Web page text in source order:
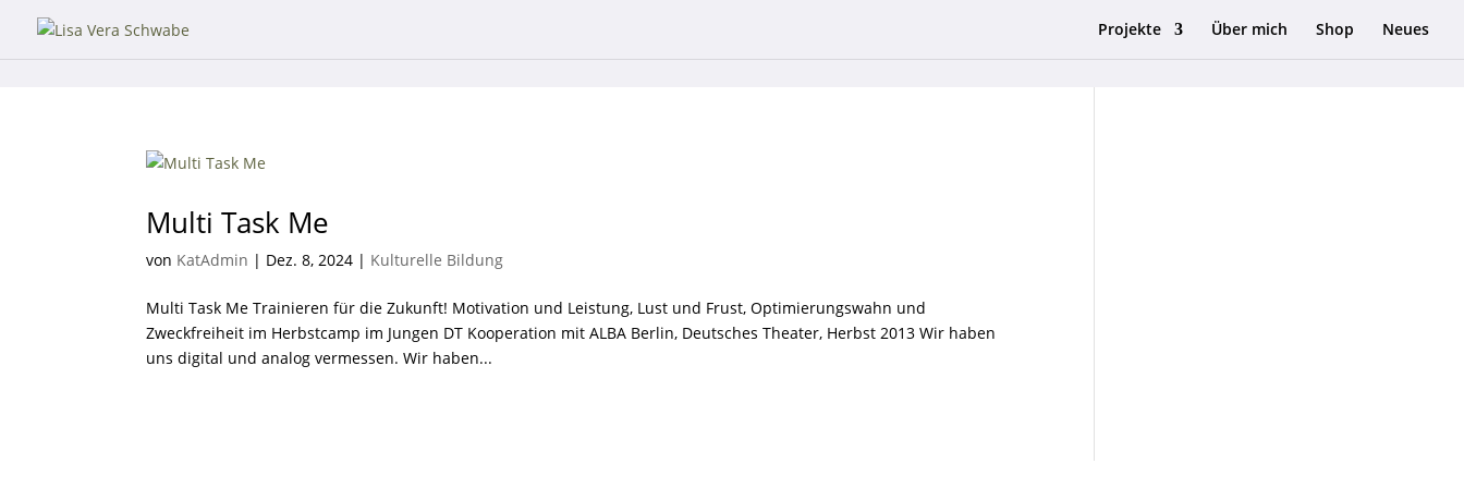
Projekte Über mich Shop Neues
Multi Task Me
von KatAdmin | Dez. 8, 2024 | Kulturelle Bildung
Multi Task Me Trainieren für die Zukunft! Motivation und Leistung, Lust und Frust, Optimierungswahn und
Zweckfreiheit im Herbstcamp im Jungen DT Kooperation mit ALBA Berlin, Deutsches Theater, Herbst 2013 Wir haben
uns digital und analog vermessen. Wir haben...